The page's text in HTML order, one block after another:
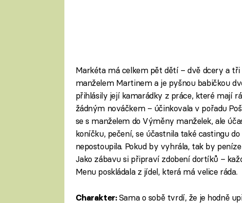
Markéta má celkem pět dětí – dvě dcery a tři
manželem Martinem a je pyšnou babičkou
přihlásily její kamarádky z práce, které mají
žádným nováčkem – účinkovala v pořadu
se s manželem do Výměny manželek, ale
koníčku, pečení, se účastnila také castingu
nepostoupila. Pokud by vyhrála, tak by
Jako zábavu si připraví zdobení dortíků –
Menu poskládala z jídel, která má velice ráda.
Charakter: Sama o sobě tvrdí, že je hodně